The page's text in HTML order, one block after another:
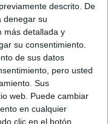
descrito. De
denegar su
más detallada y
su consentimiento.
de sus datos
pero usted
Sus
web. Puede cambiar
en cualquier
clic en el botón